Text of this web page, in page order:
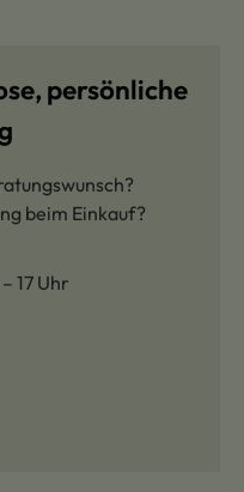
persönliche
beim Einkauf?
17 Uhr